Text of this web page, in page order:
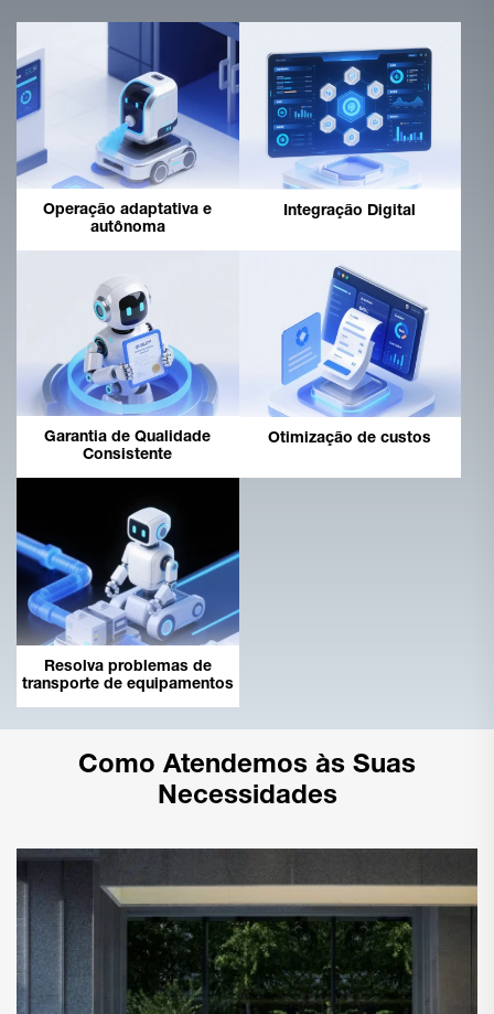
Operação adaptativa e
autônoma
Integração Digital
Garantia de Qualidade
Consistente
Otimização de custos
Resolva problemas de
transporte de equipamentos
Como Atendemos às Suas
Necessidades